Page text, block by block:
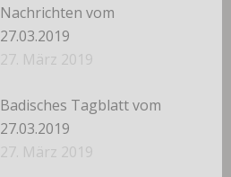
Nachrichten vom
27.03.2019
27. März 2019
Badisches Tagblatt vom
27.03.2019
27. März 2019